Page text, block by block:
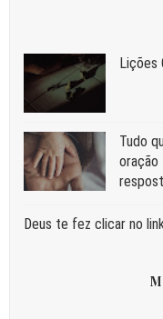
Liç⁠ões
Tudo
oração
Deus te fez clicar no